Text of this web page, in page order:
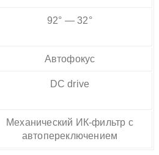
92° — 32°
Автофокус
DC drive
Механический ИК-фильтр с
автопереключением